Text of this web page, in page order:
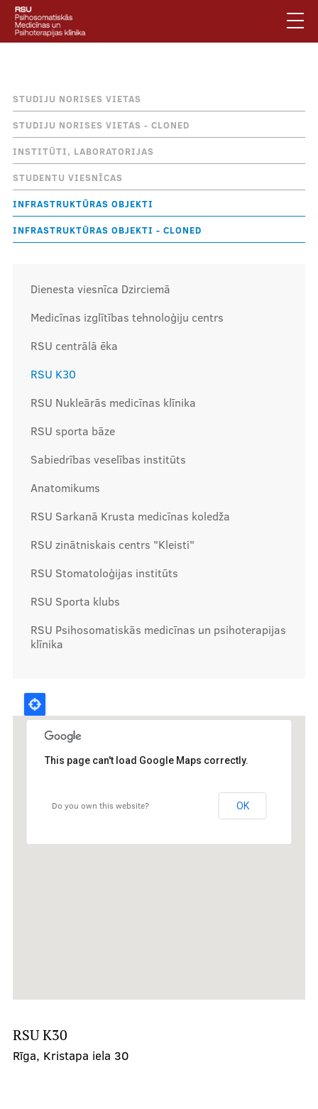
Pārlekt
galveno
saturu
Meklēt Mobile
augšējā
izvēlne
Jautājumi un atbildes
Privātuma politika
Vides pieejamība
Piesakies jaunumiem
Mobile
izvēlne
Pakalpojumi
Mūsu komanda
Cenas
Ārstniecības personām
Apmācības un kursi
Bālinta grupas
Klīnisko gadījumu apraksti
Atpakaļceļš
STUDIJU NORISES VIETAS
STUDIJU NORISES VIETAS - CLONED
INSTITŪTI, LABORATORIJAS
STUDENTU VIESNĪCAS
INFRASTRUKTŪRAS OBJEKTI
INFRASTRUKTŪRAS OBJEKTI - CLONED
Dienesta viesnīca Dzirciemā
Medicīnas izglītības tehnoloģiju centrs
RSU centrālā ēka
RSU K30
RSU Nukleārās medicīnas klīnika
RSU sporta bāze
Sabiedrības veselības institūts
Anatomikums
RSU Sarkanā Krusta medicīnas koledža
RSU zinātniskais centrs "Kleisti"
RSU Stomatoloģijas institūts
RSU Sporta klubs
RSU Psihosomatiskās medicīnas un psihoterapijas
klīnika
This page can't load Google Maps correctly.
Do you own this website? OK
RSU K30
Rīga, Kristapa iela 30